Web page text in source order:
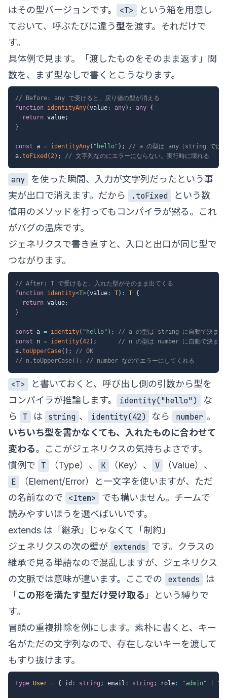
はその型バージョンです。
<T>
という箱を用意し
ておいて、呼ぶたびに違う型を渡す。それだけで
す。
具体例で見ます。「渡したものをそのまま返す」関
数を、まず型なしで書くとこうなります。
// Before: any で受けると、戻り値の型が消える
function identityAny(value : any) : any {
return value;
}
const a = identityAny( "hello" ) ;
// a の型は any（string ではな
a.toFixed ( 2) ; // 文字列なのにエラーにならない。実行時に壊れる
any
を使った瞬間、入力が文字列だったという事
実が出口で消えます。だから
.toFixed
という数
値用のメソッドを打ってもコンパイラが黙る。これ
がバグの温床です。
ジェネリクスで書き直すと、入口と出口が同じ型で
つながります。
// After: T で受けると、入れた型がそのまま出てくる
function identity<T>(value : T) : T {
return value;
}
const a = identity( "hello" ) ;
// a の型は string に自動で決まる
const n = identity(42) ;
// n の型は number に自動で決まる
a.toUpperCase( ) ;
// OK
// n.toUpperCase(); // number なのでエラーにしてくれる
<T>
と書いておくと、呼び出し側の引数から型を
コンパイラが推論します。
identity("hello")
な
ら
T は string 、 identity(42) なら number 。
いちいち型を書かなくても、入れたものに合わせて
変わる。ここがジェネリクスの気持ちよさです。
慣例で
T （Type）、 K （Key）、 V
（Value）、
E
（Element/Error）と一文字を使いますが、ただ
の名前なので
<Item>
でも構いません。チームで
読みやすいほうを選べばいいです。
extends は「継承」じゃなくて「制約」
ジェネリクスの次の壁が extends
です。クラスの
継承で見る単語なので混乱しますが、ジェネリクス
の文脈では意味が違います。ここでの
extends
は
「 この形を満たす型だけ受け取る 」という縛りで
す。
冒頭の重複排除を例にします。素朴に書くと、キー
名がただの文字列なので、存在しないキーを渡して
もすり抜けます。
type User = { id : string ; email : string ; role : "admin"